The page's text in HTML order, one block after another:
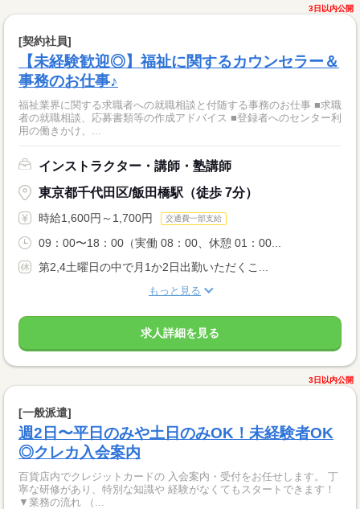
3日以内公開
[契約社員]
【未経験歓迎◎】福祉に関するカウンセラー＆
事務のお仕事♪
福祉業界に関する求職者への就職相談と付随する事務のお仕事 ■求職
者の就職相談、応募書類等の作成アドバイス ■登録者へのセンター利
用の働きかけ、...
インストラクター・講師・塾講師
東京都千代田区/飯田橋駅（徒歩 7分）
時給1,600円～1,700円 交通費一部支給
09：00〜18：00（実働 08：00、休憩 01：00...
第2,4土曜日の中で月1か2日出勤いただくこ...
もっと見る
求人詳細を見る
3日以内公開
[一般派遣]
週2日〜平日のみや土日のみOK！未経験者OK
◎クレカ入会案内
百貨店内でクレジットカードの 入会案内・受付をお任せします。 丁
寧な研修があり、特別な知識や 経験がなくてもスタートできます！
▼業務の流れ （...